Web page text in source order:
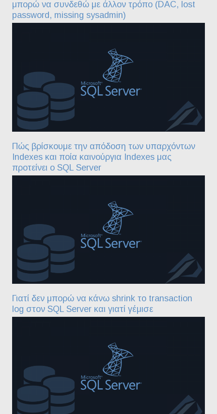
μπορώ να συνδεθώ με άλλον τρόπο (DAC, lost
password, missing sysadmin)
Πώς βρίσκουμε την απόδοση των υπαρχόντων
Indexes και ποία καινούργια Indexes μας
προτείνει ο SQL Server
Γιατί δεν μπορώ να κάνω shrink το transaction
log στον SQL Server και γιατί γέμισε